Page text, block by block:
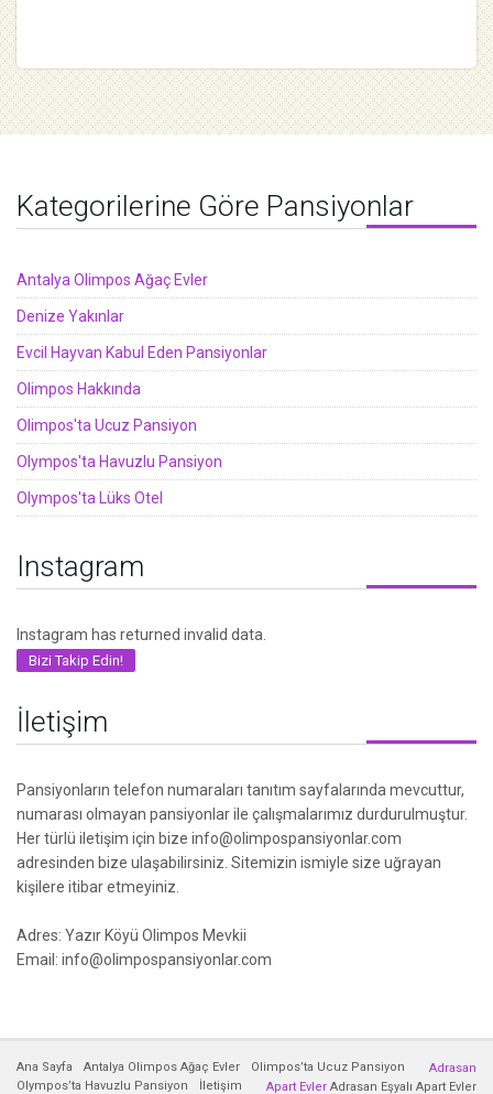
Kategorilerine Göre Pansiyonlar
Antalya Olimpos Ağaç Evler
Denize Yakınlar
Evcil Hayvan Kabul Eden Pansiyonlar
Olimpos Hakkında
Olimpos'ta Ucuz Pansiyon
Olympos'ta Havuzlu Pansiyon
Olympos'ta Lüks Otel
Instagram
Instagram has returned invalid data.
Bizi Takip Edin!
İletişim
Pansiyonların telefon numaraları tanıtım sayfalarında mevcuttur,
numarası olmayan pansiyonlar ile çalışmalarımız durdurulmuştur.
Her türlü iletişim için bize info@olimpospansiyonlar.com
adresinden bize ulaşabilirsiniz. Sitemizin ismiyle size uğrayan
kişilere itibar etmeyiniz.
Adres: Yazır Köyü Olimpos Mevkii
Email: info@olimpospansiyonlar.com
Ana Sayfa Antalya Olimpos Ağaç Evler
Olimpos’ta Ucuz Pansiyon
Olympos’ta Havuzlu Pansiyon
İletişim
Adrasan
Apart Evler Adrasan Eşyalı Apart Evler